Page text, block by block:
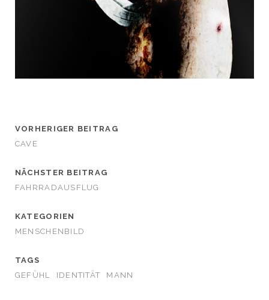
VORHERIGER BEITRAG
CAVE
NÄCHSTER BEITRAG
FAHRRADAUSFLUG
KATEGORIEN
MENSCHENBILD
TAGS
GEFÜHL
IDENTITÄT MANN